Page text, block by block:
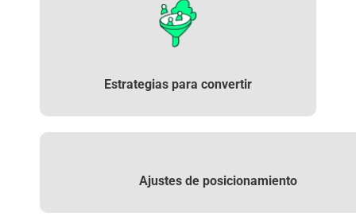
Estrategias para convertir
Ajustes de posicionamiento